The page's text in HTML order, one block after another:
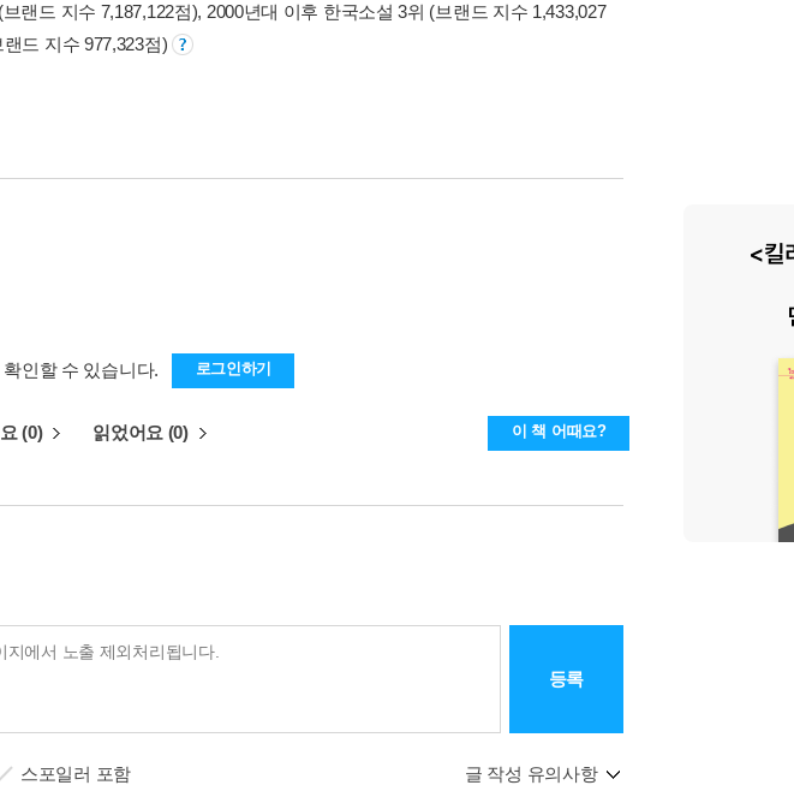
랜드 지수 7,187,122점), 2000년대 이후 한국소설 3위 (브랜드 지수 1,433,027
드 지수 977,323점)
인할 수 있습니다. 로그인하기
(0) 읽었어요 (0) 이 책 어때요?
등록
스포일러 포함 글 작성 유의사항